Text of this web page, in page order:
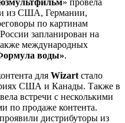
из США, Германии,
по картинам
запланирован на
международных
воды».
для Wizart стало
США и Канады. Также в
встречи с несколькими
по продаже контента.
дистрибуторы из